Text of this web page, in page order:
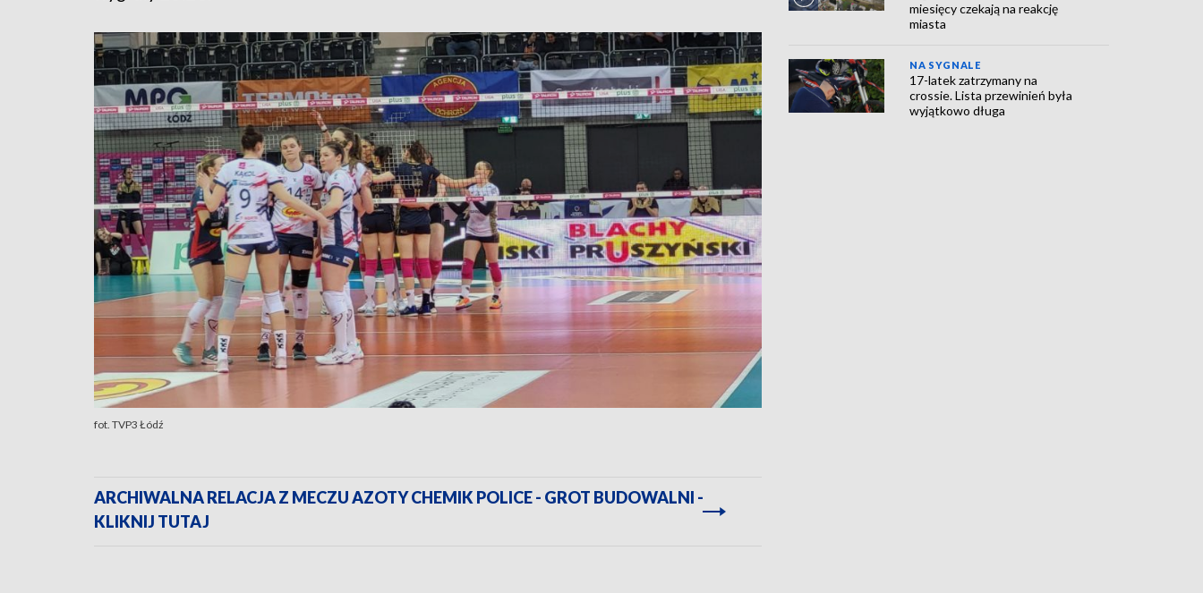
fot. TVP3 Łódź
ARCHIWALNA RELACJA Z MECZU AZOTY CHEMIK POLICE - GROT BUDOWALNI -
KLIKNIJ TUTAJ
miesięcy czekają na reakcję
miasta
NA SYGNALE
17-latek zatrzymany na
crossie. Lista przewinień była
wyjątkowo długa